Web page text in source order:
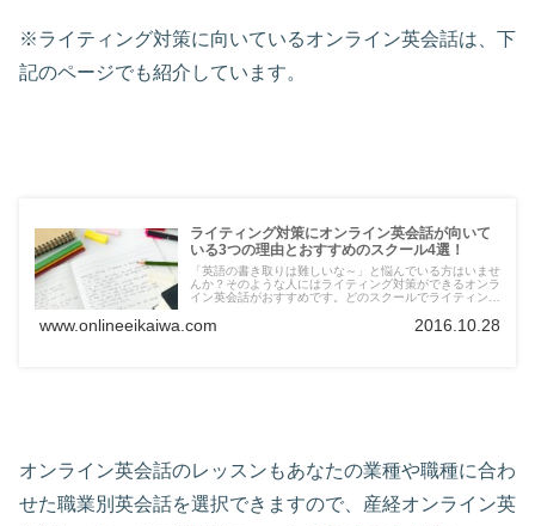
※ライティング対策に向いているオンライン英会話は、下
記のページでも紹介しています。
ライティング対策にオンライン英会話が向いて
いる3つの理由とおすすめのスクール4選！
「英語の書き取りは難しいな～」と悩んでいる方はいませ
んか？そのような人にはライティング対策ができるオンラ
イン英会話がおすすめです。どのスクールでライティング
う。
www.onlineeikaiwa.com 2016.10.28
オンライン英会話のレッスンもあなたの業種や職種に合わ
せた職業別英会話を選択できますので、産経オンライン英